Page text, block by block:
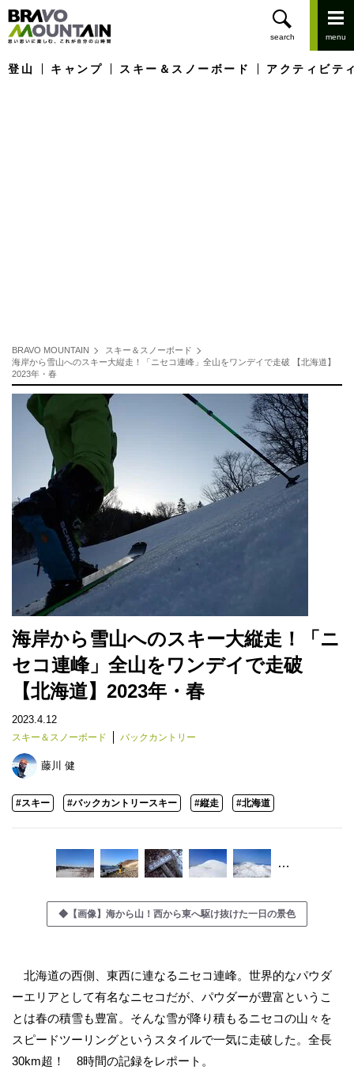
登山 キャンプ スキー＆スノーボード アクティビテ
BRAVO MOUNTAIN
スキー＆スノーボード
海岸から雪山へのスキー大縦走！「ニセコ連峰」全山をワンデイで走破 【北海道】
2023年・春
海岸から雪山へのスキー大縦走！「ニ
セコ連峰」全山をワンデイで走破
【北海道】2023年・春
2023.4.12
スキー＆スノーボード バックカントリー
藤川 健
#スキー #バックカントリースキー #縦走 #北海道
…
◆【画像】海から山！西から東へ駆け抜けた一日の景色
北海道の西側、東西に連なるニセコ連峰。世界的なパウダ
ーエリアとして有名なニセコだが、パウダーが豊富というこ
とは春の積雪も豊富。そんな雪が降り積もるニセコの山々を
スピードツーリングというスタイルで一気に走破した。全長
30km超！ 8時間の記録をレポート。